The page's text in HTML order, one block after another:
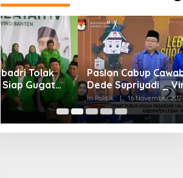
Paslon Cabup Cawabup Lebak
Dede Supriyadi _ Virni, Siap
Realisasikan Program
In Politik 16 November 2024